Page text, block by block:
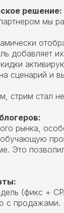
решение:
мы
добавляет
сценарий и
стрим стал
рынка,
Это
(фикс +
с продажами.